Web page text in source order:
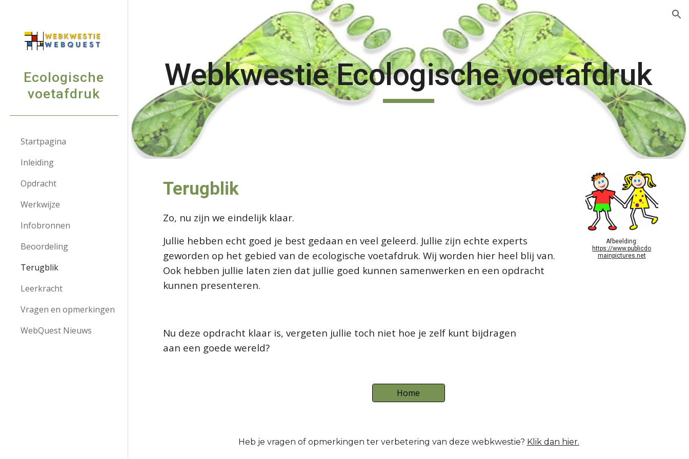
Skip to main content Skip to navigation
Ecologische
voetafdruk
Startpagina
Inleiding
Opdracht
Werkwijze
Infobronnen
Beoordeling
Terugblik
Leerkracht
Vragen en opmerkingen
WebQuest Nieuws
Webkwestie Ecologische voetafdruk
Terugblik
Zo, nu zijn we eindelijk klaar.
Jullie hebben echt goed je best gedaan en veel geleerd. Jullie zijn echte experts
geworden op het gebied van de ecologische voetafdruk. Wij worden hier heel blij van.
Ook hebben jullie laten zien dat jullie goed kunnen samenwerken en een opdracht
kunnen presenteren.
Afbeelding:
https://www.publicdo
mainpictures.net
Nu deze opdracht klaar is, vergeten jullie toch niet hoe je zelf kunt bijdragen
aan een goede wereld?
Home
Heb je vragen ofopmerkingen ter verbetering van deze webkwestie? Klik dan hier.